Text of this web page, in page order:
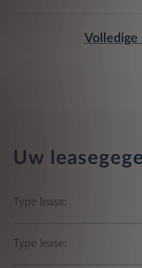
Volledige
Uw
Type lease:
Type lease: